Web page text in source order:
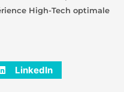
High-Tech optimale
LinkedIn